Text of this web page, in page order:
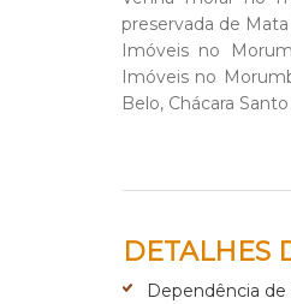
preservada de
Imóveis no
Imóveis no
Belo, Chácara
DETALHES
Dependência